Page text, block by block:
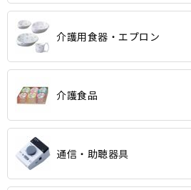
介護用食器・エプロン
介護食品
通信・助聴器具